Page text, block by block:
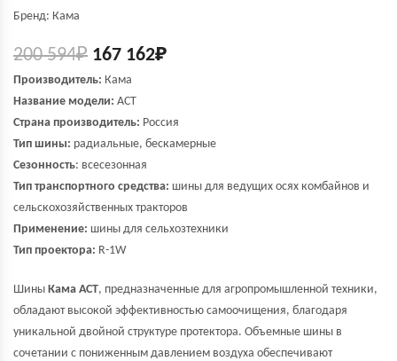
Бренд: Кама
200 594₽ 167 162₽
Производитель: Кама
Название модели: ACT
Страна производитель: Россия
Тип шины: радиальные, бескамерные
Сезонность: всесезонная
Тип транспортного средства: шины для ведущих осях комбайнов и
сельскохозяйственных тракторов
Применение: шины для сельхозтехники
Тип проектора: R-1W
Шины Кама ACT, предназначенные для агропромышленной техники,
обладают высокой эффективностью самоочищения, благодаря
уникальной двойной структуре протектора. Объемные шины в
сочетании с пониженным давлением воздуха обеспечивают